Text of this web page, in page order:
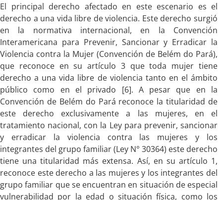
El principal derecho afectado en este escenario es el
derecho a una vida libre de violencia. Este derecho surgió
en la normativa internacional, en la Convención
Interamericana para Prevenir, Sancionar y Erradicar la
Violencia contra la Mujer (Convención de Belém do Pará),
que reconoce en su artículo 3 que toda mujer tiene
derecho a una vida libre de violencia tanto en el ámbito
público como en el privado [6]. A pesar que en la
Convención de Belém do Pará reconoce la titularidad de
este derecho exclusivamente a las mujeres, en el
tratamiento nacional, con la Ley para prevenir, sancionar
y erradicar la violencia contra las mujeres y los
integrantes del grupo familiar (Ley N° 30364) este derecho
tiene una titularidad más extensa. Así, en su artículo 1,
reconoce este derecho a las mujeres y los integrantes del
grupo familiar que se encuentran en situación de especial
vulnerabilidad por la edad o situación física, como los